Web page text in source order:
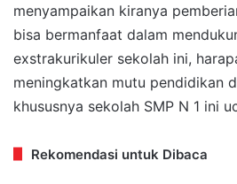
menyampaikan kiranya
bisa bermanfaat dalam
exstrakurikuler sekolah ini,
meningkatkan mutu pendidikan
khususnya sekolah SMP N 1 ini
Rekomendasi untuk Dibaca